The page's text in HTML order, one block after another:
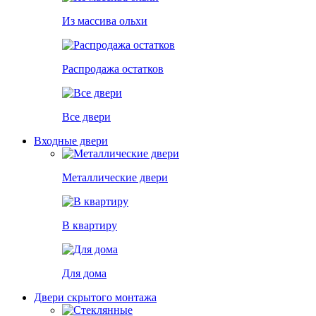
Из массива ольхи
Распродажа остатков
Все двери
Входные двери
Металлические двери
В квартиру
Для дома
Двери скрытого монтажа